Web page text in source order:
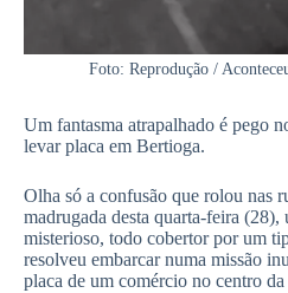
Foto: Reprodução /
Um fantasma atrapalhado é pego
levar placa em Bertioga.
Olha só a confusão que rolou nas
madrugada desta quarta-feira (28),
misterioso, todo cobertor por um
resolveu embarcar numa missão
placa de um comércio no centro da